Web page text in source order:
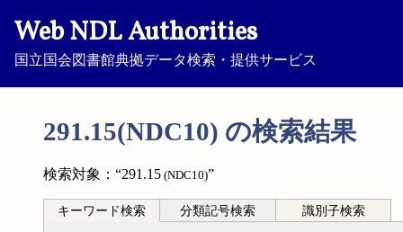
Web NDL Authorities
国立国会図書館典拠データ検索・提供サービス
291.15(NDC10) の検索結果
検索対象：“291.15 (NDC10)”
キーワード検索 分類記号検索 識別子検索